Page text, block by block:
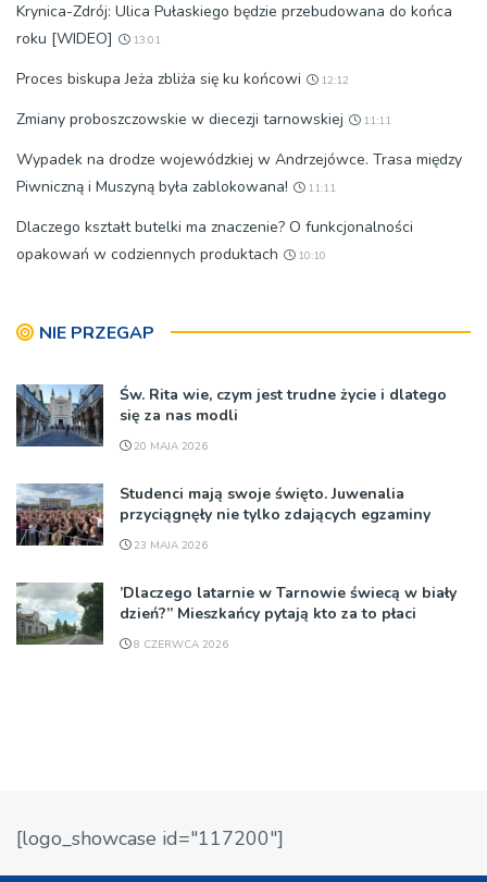
Krynica-Zdrój: Ulica Pułaskiego będzie przebudowana do końca
roku [WIDEO]
13:01
Proces biskupa Jeża zbliża się ku końcowi 12:12
Zmiany proboszczowskie w diecezji tarnowskiej 11:11
Wypadek na drodze wojewódzkiej w Andrzejówce. Trasa między
Piwniczną i Muszyną była zablokowana!
11:11
Dlaczego kształt butelki ma znaczenie? O funkcjonalności
opakowań w codziennych produktach
10:10
NIE PRZEGAP
Św. Rita wie, czym jest trudne życie i dlatego
się za nas modli
20 MAJA 2026
Studenci mają swoje święto. Juwenalia
przyciągnęły nie tylko zdających egzaminy
23 MAJA 2026
’Dlaczego latarnie w Tarnowie świecą w biały
dzień?” Mieszkańcy pytają kto za to płaci
8 CZERWCA 2026
[logo_showcase id="117200"]